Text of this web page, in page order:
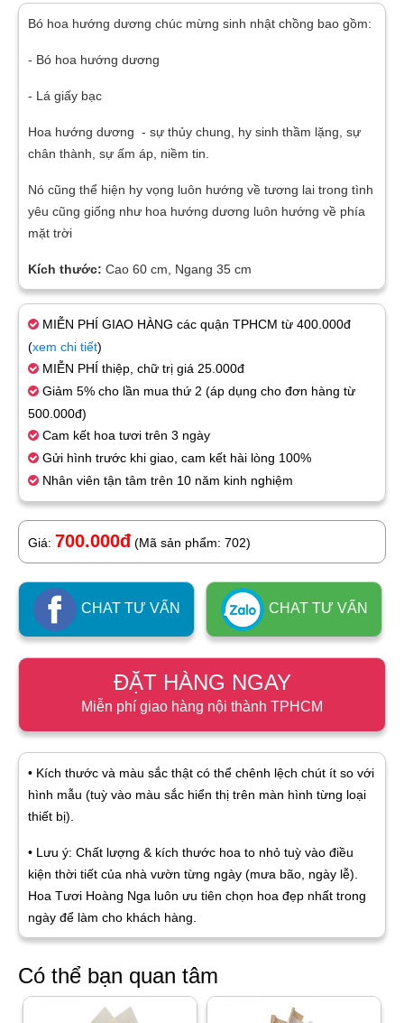
Bó hoa hướng dương chúc mừng sinh nhật chồng bao gồm:
- Bó hoa hướng dương
- Lá giấy bạc
Hoa hướng dương - sự thủy chung, hy sinh thầm lặng, sự
chân thành, sự ấm áp, niềm tin.
Nó cũng thể hiện hy vọng luôn hướng về tương lai trong tình
yêu cũng giống như hoa hướng dương luôn hướng về phía
mặt trời
Kích thước: Cao 60 cm, Ngang 35 cm
MIỄN PHÍ GIAO HÀNG các quận TPHCM từ 400.000đ
(xem chi tiết)
MIỄN PHÍ thiệp, chữ trị giá 25.000đ
Giảm 5% cho lần mua thứ 2 (áp dụng cho đơn hàng từ
500.000đ)
Cam kết hoa tươi trên 3 ngày
Gửi hình trước khi giao, cam kết hài lòng 100%
Nhân viên tận tâm trên 10 năm kinh nghiệm
Giá: 700.000đ (Mã sản phẩm: 702)
CHAT TƯ VẤN CHAT TƯ VẤN
ĐẶT HÀNG NGAY
Miễn phí giao hàng nội thành TPHCM
• Kích thước và màu sắc thật có thể chênh lệch chút ít so với
hình mẫu (tuỳ vào màu sắc hiển thị trên màn hình từng loại
thiết bị).
• Lưu ý: Chất lượng & kích thước hoa to nhỏ tuỳ vào điều
kiện thời tiết của nhà vườn từng ngày (mưa bão, ngày lễ).
Hoa Tươi Hoàng Nga luôn ưu tiên chọn hoa đẹp nhất trong
ngày để làm cho khách hàng.
Có thể bạn quan tâm